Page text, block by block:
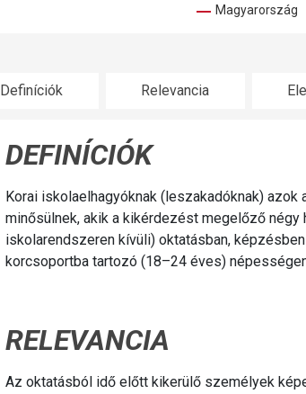
Magyarország
Definíciók Relevancia
DEFINÍCIÓK
Korai iskolaelhagyóknak (leszakadóknak)
minősülnek, akik a kikérdezést megelőző
iskolarendszeren kívüli) oktatásban,
korcsoportba tartozó (18–24 éves)
RELEVANCIA
Az oktatásból idő előtt kikerülő személyek